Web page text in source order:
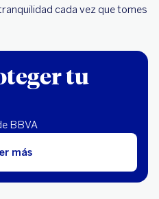
cada vez que tomes
tu
BBVA
más